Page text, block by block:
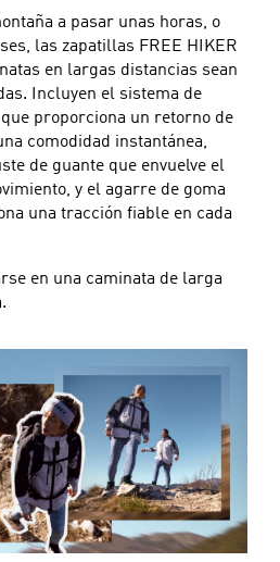
a pasar unas horas, o
las zapatillas FREE HIKER
en largas distancias sean
Incluyen el sistema de
proporciona un retorno de
comodidad instantánea,
de guante que envuelve el
y el agarre de goma
una tracción fiable en cada
en una caminata de larga